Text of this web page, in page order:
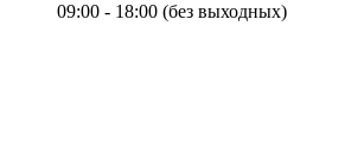
09:00 - 18:00 (без выходных)